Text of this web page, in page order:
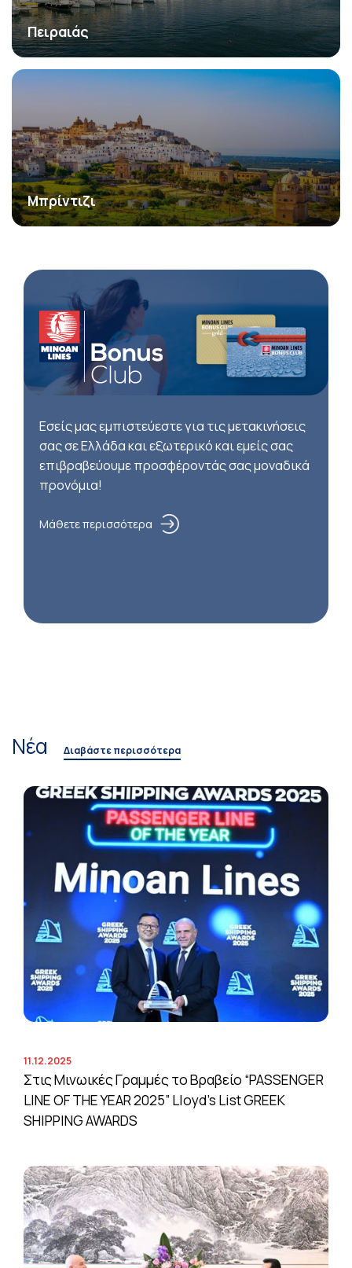
Πειραιάς
Μπρίντιζι
Εσείς μας εμπιστεύεστε για τις μετακινήσεις
σας σε Ελλάδα και εξωτερικό και εμείς σας
επιβραβεύουμε προσφέροντάς σας μοναδικά
προνόμια!
Μάθετε περισσότερα
Νέα Διαβάστε περισσότερα
11.12.2025
Στις Μινωικές Γραμμές το Βραβείο “PASSENGER
LINE OF THE YEAR 2025” Lloyd’s List GREEK
SHIPPING AWARDS